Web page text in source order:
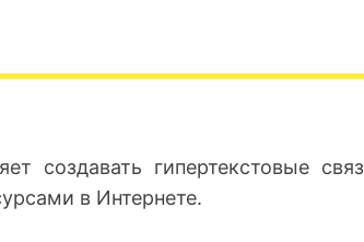
создавать гипертекстовые
в Интернете.